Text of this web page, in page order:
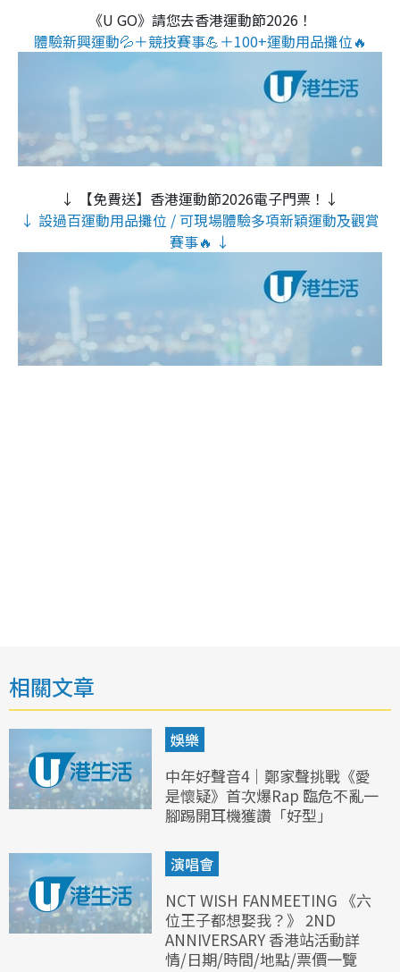
《U GO》請您去香港運動節2026！
體驗新興運動💦＋競技賽事💪＋100+運動用品攤位🔥
↓ 【免費送】香港運動節2026電子門票！↓
↓ 設過百運動用品攤位 / 可現場體驗多項新穎運動及觀賞
賽事🔥 ↓
相關文章
娛樂
中年好聲音4｜鄭家聲挑戰《愛
是懷疑》首次爆Rap 臨危不亂一
腳踢開耳機獲讚「好型」
演唱會
NCT WISH FANMEETING 《六
位王子都想娶我？》 2ND
ANNIVERSARY 香港站活動詳
情/日期/時間/地點/票價一覽